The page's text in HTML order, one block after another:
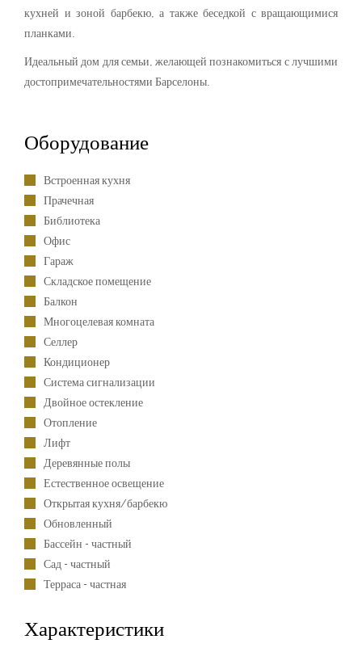
кухней и зоной барбекю, а также беседкой с вращающимися
планками.
Идеальный дом для семьи, желающей познакомиться с лучшими
достопримечательностями Барселоны.
Оборудование
Встроенная кухня
Прачечная
Библиотека
Офис
Гараж
Складское помещение
Балкон
Многоцелевая комната
Селлер
Кондиционер
Система сигнализации
Двойное остекление
Отопление
Лифт
Деревянные полы
Естественное освещение
Открытая кухня/барбекю
Обновленный
Бассейн - частный
Сад - частный
Терраса - частная
Характеристики